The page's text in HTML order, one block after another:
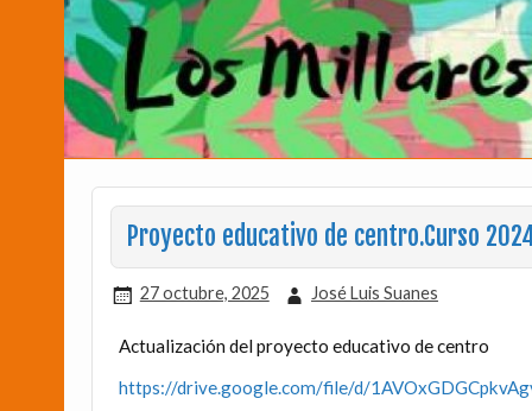
Proyecto educativo de centro.Curso
27 octubre, 2025 José Luis Suanes
Actualización del proyecto educativo de centro
https://drive.google.com/file/d/